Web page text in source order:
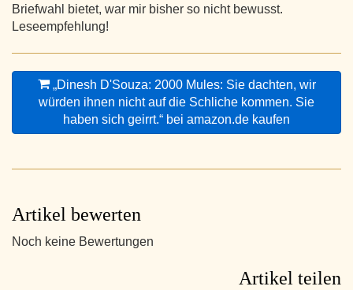
Briefwahl bietet, war mir bisher so nicht bewusst.
Leseempfehlung!
„Dinesh D'Souza: 2000 Mules: Sie dachten, wir
würden ihnen nicht auf die Schliche kommen. Sie
haben sich geirrt.“ bei amazon.de kaufen
Artikel bewerten
Noch keine Bewertungen
Artikel teilen